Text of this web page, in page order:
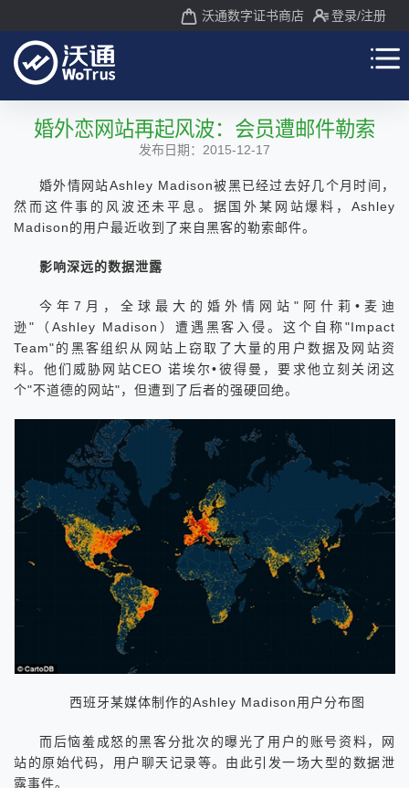
沃通数字证书商店 登录/注册
婚外恋网站再起风波：会员遭邮件勒索
发布日期：2015-12-17
婚外情网站Ashley Madison被黑已经过去好几个月时间，
然而这件事的风波还未平息。据国外某网站爆料，Ashley
Madison的用户最近收到了来自黑客的勒索邮件。
影响深远的数据泄露
今年7月，全球最大的婚外情网站"阿什莉•麦迪
逊"（Ashley Madison）遭遇黑客入侵。这个自称"Impact
Team"的黑客组织从网站上窃取了大量的用户数据及网站资
料。他们威胁网站CEO 诺埃尔•彼得曼，要求他立刻关闭这
个"不道德的网站"，但遭到了后者的强硬回绝。
西班牙某媒体制作的Ashley Madison用户分布图
而后恼羞成怒的黑客分批次的曝光了用户的账号资料，网
站的原始代码，用户聊天记录等。由此引发一场大型的数据泄
露事件。